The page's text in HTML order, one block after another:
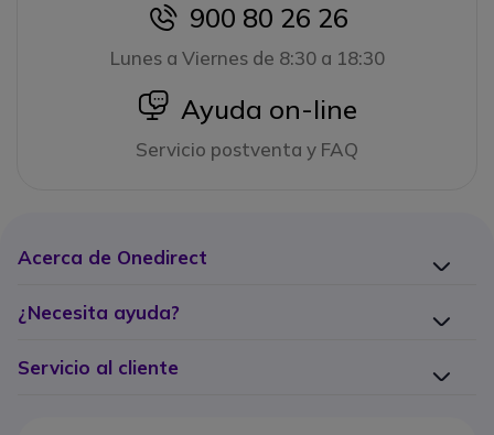
icon
900 80 26 26
Lunes a Viernes de 8:30 a 18:30
icon
Ayuda on-line
Servicio postventa y FAQ
Acerca de Onedirect
¿Necesita ayuda?
Servicio al cliente